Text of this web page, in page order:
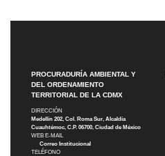
PROCURADURÍA AMBIENTAL Y
DEL ORDENAMIENTO
TERRITORIAL DE LA CDMX
DIRECCIÓN
Medellín 202, Col. Roma Sur, Alcaldía
Cuauhtémoc, C.P. 06700, Ciudad de México
WEB E-MAIL
Correo Institucional
TELÉFONO